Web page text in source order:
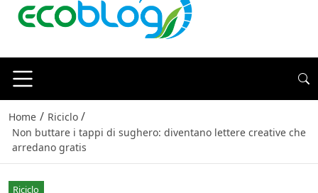
Home / Riciclo /
Non buttare i tappi di sughero: diventano lettere creative che
arredano gratis
Riciclo